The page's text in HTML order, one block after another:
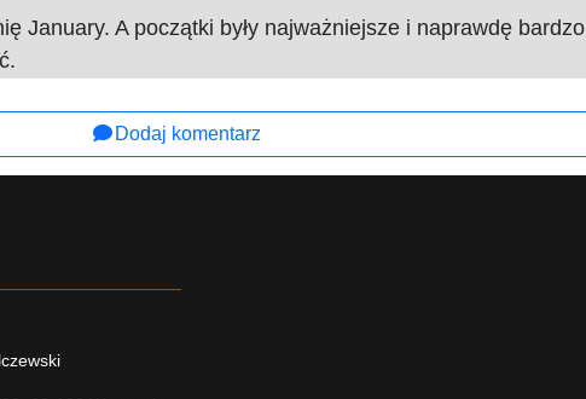
January. A początki były najważniejsze i naprawdę bardzo
Dodaj komentarz